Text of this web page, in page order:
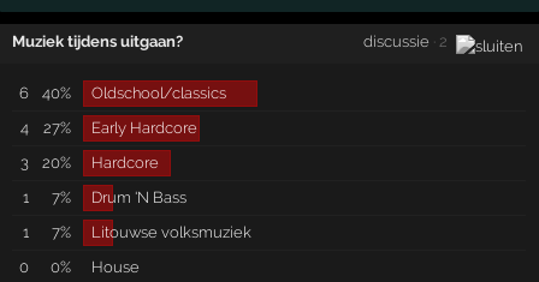
Muziek tijdens uitgaan? discussie · 2
6 40%
Oldschool/classics
4
27%
Early Hardcore
3
20%
Hardcore
1
7%
Drum 'N Bass
1
7%
Litouwse volksmuziek
0
0% House